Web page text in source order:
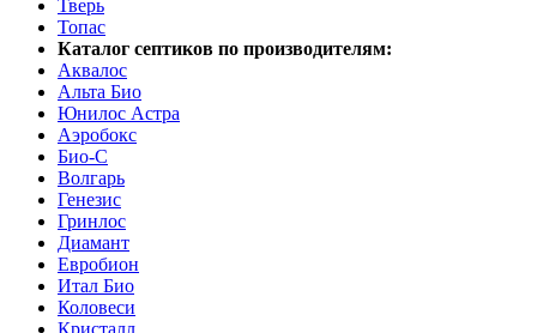
Тверь
Топас
Каталог септиков по производителям:
Аквалос
Альта Био
Юнилос Астра
Аэробокс
Био-С
Волгарь
Генезис
Гринлос
Диамант
Евробион
Итал Био
Коловеси
Кристалл